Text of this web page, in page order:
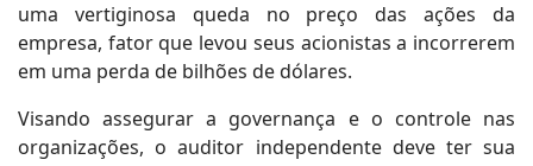
uma vertiginosa queda no preço das ações da
empresa, fator que levou seus acionistas a incorrerem
em uma perda de bilhões de dólares.
Visando assegurar a governança e o controle nas
organizações, o auditor independente deve ter sua